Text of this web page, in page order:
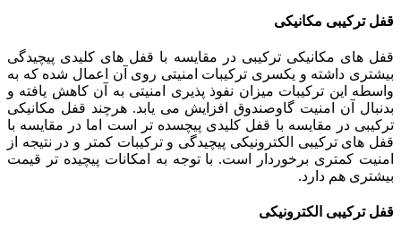
قفل ترکیبی مکانیکی
قفل های مکانیکی ترکیبی در مقایسه با قفل های کلیدی پیچیدگی
بیشتری داشته و یکسری ترکیبات امنیتی روی آن اعمال شده که به
واسطه این ترکیبات میزان نفوذ پذیری امنیتی به آن کاهش یافته و
بدنبال آن امنیت گاوصندوق افزایش می یابد. هرچند قفل مکانیکی
ترکیبی در مقایسه با قفل کلیدی پیچسده تر است اما در مقایسه با
قفل های ترکیبی الکترونیکی پیچیدگی و ترکیبات کمتر و در نتیجه از
امنیت کمتری برخوردار است. با توجه به امکانات پیچیده تر قیمت
بیشتری هم دارد.
قفل ترکیبی الکترونیکی